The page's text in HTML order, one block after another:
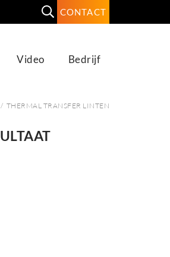
CONTACT
Video Bedrijf
/ THERMAL TRANSFER LINTEN